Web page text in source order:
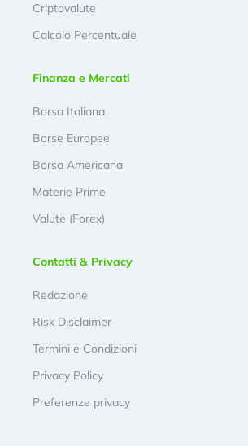
Criptovalute
Calcolo Percentuale
Finanza e Mercati
Borsa Italiana
Borse Europee
Borsa Americana
Materie Prime
Valute (Forex)
Contatti & Privacy
Redazione
Risk Disclaimer
Termini e Condizioni
Privacy Policy
Preferenze privacy